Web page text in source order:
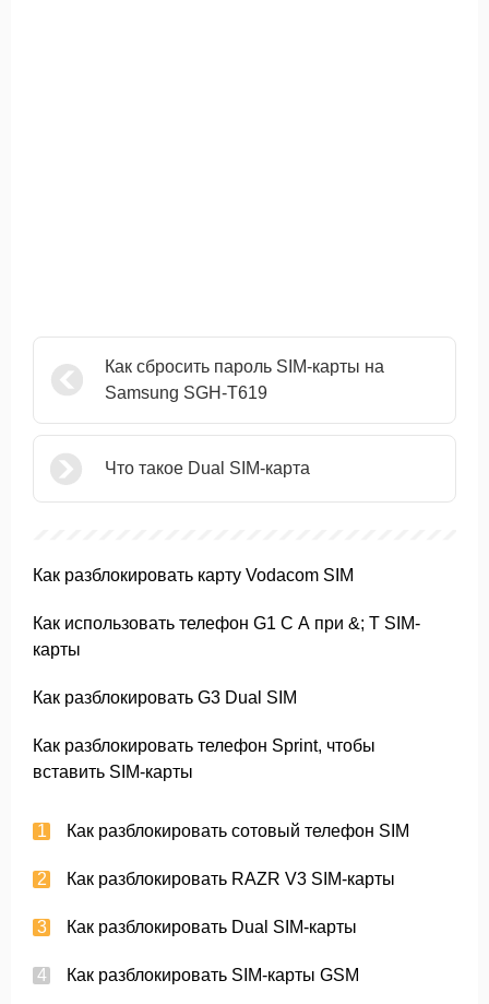
Как сбросить пароль SIM-карты на
Samsung SGH-T619
Что такое Dual SIM-карта
Как разблокировать карту Vodacom SIM
Как использовать телефон G1 С А при &; T SIM-
карты
Как разблокировать G3 Dual SIM
Как разблокировать телефон Sprint, чтобы
вставить SIM-карты
Как разблокировать сотовый телефон SIM
Как разблокировать RAZR V3 SIM-карты
Как разблокировать Dual SIM-карты
Как разблокировать SIM-карты GSM